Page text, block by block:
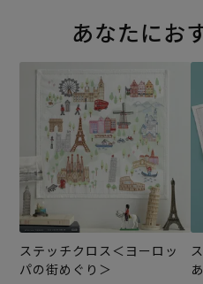
あなたにお
ステッチクロス＜ヨーロッ
パの街めぐり＞